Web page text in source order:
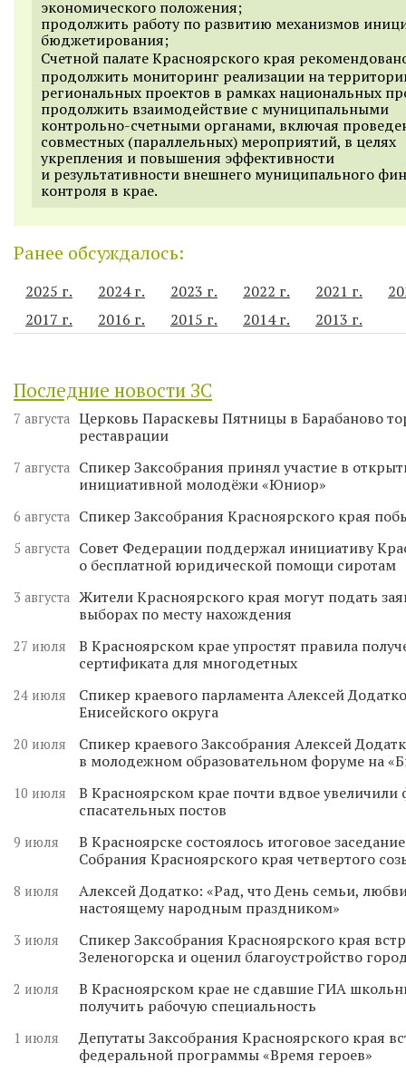
экономического положения;
продолжить работу по развитию механизмов
бюджетирования;
Счетной палате Красноярского края
продолжить мониторинг реализации на
региональных проектов в рамках национальных
продолжить взаимодействие с муниципальными
контрольно-счетными органами, включая
совместных (параллельных) мероприятий, в целях
укрепления и повышения эффективности
и результативности внешнего муниципального
контроля в крае.
Ранее обсуждалось:
2025 г. 2024 г. 2023 г. 2022 г. 2021 г.
2017 г.
2016 г. 2015 г. 2014 г. 2013 г.
Последние новости ЗС
7 августа Церковь Параскевы Пятницы в Барабаново
реставрации
7 августа
Спикер Заксобрания принял участие в
инициативной молодёжи «Юниор»
6 августа Спикер Заксобрания Красноярского края
5 августа
Совет Федерации поддержал инициативу
о бесплатной юридической помощи сиротам
3 августа Жители Красноярского края могут подать
выборах по месту нахождения
27 июля
В Красноярском крае упростят правила
сертификата для многодетных
24 июля
Спикер краевого парламента Алексей
Енисейского округа
20 июля
Спикер краевого Заксобрания Алексей
в молодежном образовательном форуме на
10 июля
В Красноярском крае почти вдвое
спасательных постов
9 июля
В Красноярске состоялось итоговое
Собрания Красноярского края четвертого
8 июля
Алексей Додатко: «Рад, что День семьи,
настоящему народным праздником»
3 июля
Спикер Заксобрания Красноярского края
Зеленогорска и оценил благоустройство
2 июля
В Красноярском крае не сдавшие ГИА
получить рабочую специальность
1 июля
Депутаты Заксобрания Красноярского края
федеральной программы «Время героев»